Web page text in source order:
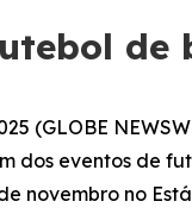
de
(GLOBE
dos eventos de
novembro no